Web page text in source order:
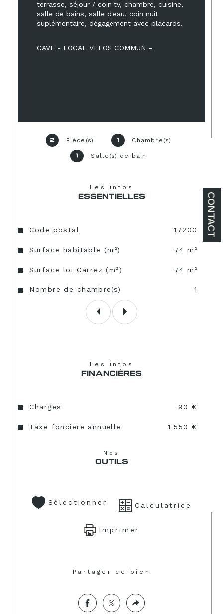
CONTACT
2 Pièce(s) 1 Chambre(s)
1 Salle(s) de bain
Les infos
ESSENTIELLES
Caractéristiques Valeurs
Code postal 17200
Surface habitable (m²) 74 m²
Surface loi Carrez (m²) 74 m²
Nombre de chambre(s) 1
terrasse, séjour / coin tv, chambre, cuisine,
salle de bains, salle d'eau, coin nuit
suplémentaire, dégagement avec placards.
CAVE - LOCAL VELOS COMMUN -
Les infos
FINANCIÈRES
Charges 90 €
Taxe foncière annuelle 1 550 €
Nos
OUTILS
Sélectionner Calculatrice
Imprimer
Partager ce bien